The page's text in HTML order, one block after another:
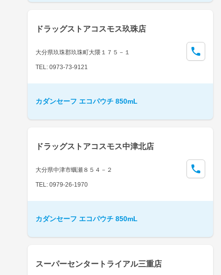
ドラッグストアコスモス玖珠店
大分県玖珠郡玖珠町大隈１７５－１
TEL: 0973-73-9121
カダンセーフ エコパウチ 850mL
ドラッグストアコスモス中津北店
大分県中津市蠣瀬８５４－２
TEL: 0979-26-1970
カダンセーフ エコパウチ 850mL
スーパーセンタートライアル三重店